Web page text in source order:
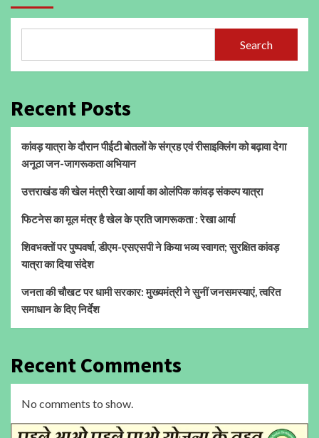
Search
Recent Posts
कांवड़ यात्रा के दौरान पीईटी बोतलों के संग्रह एवं रीसाइक्लिंग को बढ़ावा देगा
अनूठा जन-जागरूकता अभियान
उत्तराखंड की खेल मंत्री रेखा आर्या का ओलंपिक कांवड़ संकल्प यात्रा
फिटनेस का मूल मंत्र है खेल के प्रति जागरूकता : रेखा आर्या
शिवभक्तों पर पुष्पवर्षा, डीएम-एसएसपी ने किया भव्य स्वागत; सुरक्षित कांवड़
यात्रा का दिया संदेश
जनता की चौखट पर धामी सरकार: मुख्यमंत्री ने सुनीं जनसमस्याएं, त्वरित
समाधान के दिए निर्देश
Recent Comments
No comments to show.